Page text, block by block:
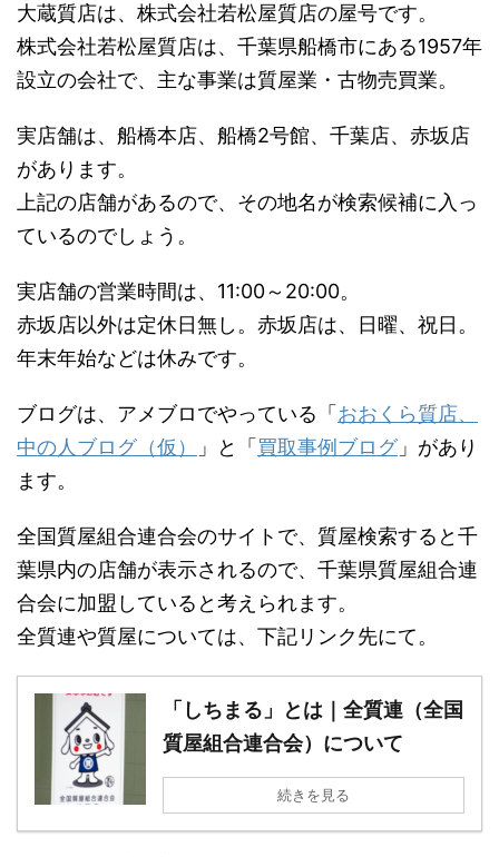
大蔵質店は、株式会社若松屋質店の屋号です。
株式会社若松屋質店は、千葉県船橋市にある1957年
設立の会社で、主な事業は質屋業・古物売買業。
実店舗は、船橋本店、船橋2号館、千葉店、赤坂店
があります。
上記の店舗があるので、その地名が検索候補に入っ
ているのでしょう。
実店舗の営業時間は、11:00～20:00。
赤坂店以外は定休日無し。赤坂店は、日曜、祝日。
年末年始などは休みです。
ブログは、アメブロでやっている「 おおくら質店、
中の人ブログ（仮）
」と「 買取事例ブログ」があり
ます。
全国質屋組合連合会のサイトで、質屋検索すると千
葉県内の店舗が表示されるので、千葉県質屋組合連
合会に加盟していると考えられます。
全質連や質屋については、下記リンク先にて。
「しちまる」とは｜全質連（全国
質屋組合連合会）について
続きを見る